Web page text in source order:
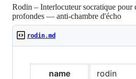
Rodin – Interlocuteur socratique pour
profondes — anti-chambre d'écho
rodin.md
name rodin